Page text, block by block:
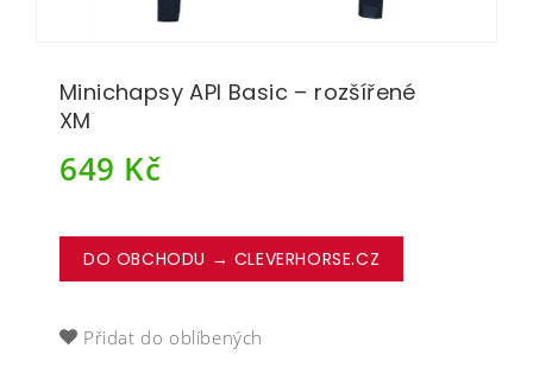
Minichapsy API Basic – rozšířené
XM
649 Kč
DO OBCHODU → CLEVERHORSE.CZ
Přidat do oblíbených